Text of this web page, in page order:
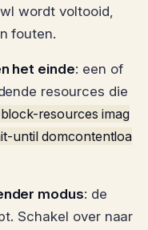
wordt voltooid,
fouten.
het einde: een of
resources die
resources imag
until domcontentloa
modus: de
Schakel over naar